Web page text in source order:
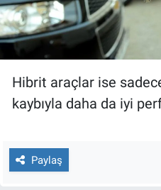
Hibrit araçlar ise
kaybıyla daha da iyi
Paylaş